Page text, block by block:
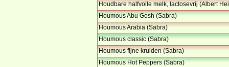
Houdbare halfvolle melk, lactosevrij (Albert
Houmous Abu Gosh (Sabra)
Houmous Arabia (Sabra)
Houmous classic (Sabra)
Houmous fijne kruiden (Sabra)
Houmous Hot Peppers (Sabra)